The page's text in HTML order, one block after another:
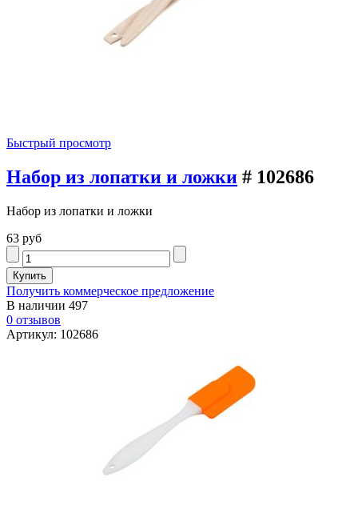
Быстрый просмотр
Набор из лопатки и ложки # 102686
Набор из лопатки и ложки
63 руб
Получить коммерческое предложение
В наличии 497
0 отзывов
Артикул: 102686